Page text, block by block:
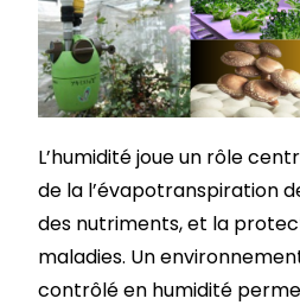
L’humidité joue un rôle
de la l’évapotranspiration
des nutriments, et la
maladies. Un
contrôlé en humidité